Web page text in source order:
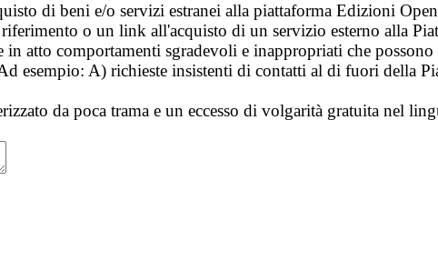
di beni e/o servizi estranei alla piattaforma Edizioni
o un link all'acquisto di un servizio esterno alla
in atto comportamenti sgradevoli e inappropriati che
esempio: A) richieste insistenti di contatti al di fuori della
da poca trama e un eccesso di volgarità gratuita nel